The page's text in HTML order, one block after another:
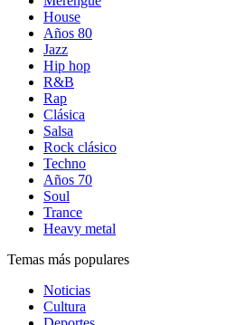
House
Años 80
Jazz
Hip hop
R&B
Rap
Clásica
Salsa
Rock clásico
Techno
Años 70
Soul
Trance
Heavy metal
Temas más populares
Noticias
Cultura